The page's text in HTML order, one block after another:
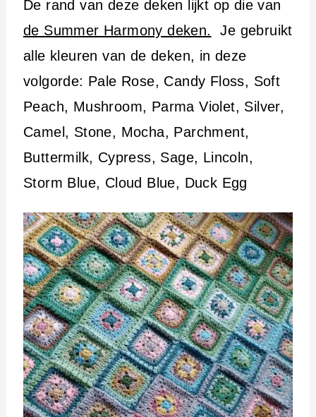
De rand van deze deken lijkt op die van
de Summer Harmony deken.
Je gebruikt
alle kleuren van de deken, in deze
volgorde: Pale Rose, Candy Floss, Soft
Peach, Mushroom, Parma Violet, Silver,
Camel, Stone, Mocha, Parchment,
Buttermilk, Cypress, Sage, Lincoln,
Storm Blue, Cloud Blue, Duck Egg